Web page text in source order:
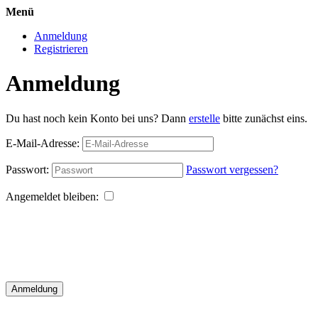
Menü
Anmeldung
Registrieren
Anmeldung
Du hast noch kein Konto bei uns? Dann erstelle bitte zunächst eins.
E-Mail-Adresse:
Passwort: Passwort vergessen?
Angemeldet bleiben:
Anmeldung